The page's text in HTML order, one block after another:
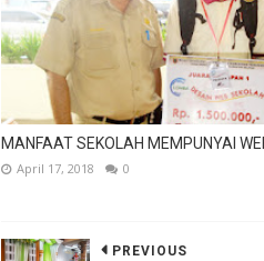
MANFAAT SEKOLAH MEMPUNYAI
April 17, 2018 0
PREVIOUS